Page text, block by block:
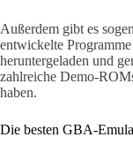
Außerdem gibt es
entwickelte
heruntergeladen und
zahlreiche Demo-
haben.
Die besten GBA-